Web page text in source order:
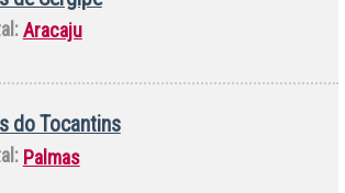
Aracaju
do Tocantins
Palmas